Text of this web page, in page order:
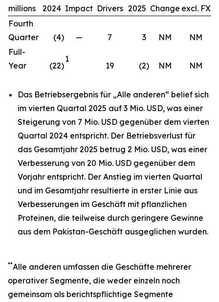
millions
2024 Impact Drivers 2025 Change excl. FX
Fourth
Quarter
(4) — 7 3 NM
NM
Full-
Year
(22)
1
19 (2) NM NM
Das Betriebsergebnis für „Alle anderen“ belief sich
im vierten Quartal 2025 auf 3 Mio. USD, was einer
Steigerung von 7 Mio. USD gegenüber dem vierten
Quartal 2024 entspricht. Der Betriebsverlust für
das Gesamtjahr 2025 betrug 2 Mio. USD, was einer
Verbesserung von 20 Mio. USD gegenüber dem
Vorjahr entspricht. Der Anstieg im vierten Quartal
und im Gesamtjahr resultierte in erster Linie aus
Verbesserungen im Geschäft mit pflanzlichen
Proteinen, die teilweise durch geringere Gewinne
aus dem Pakistan-Geschäft ausgeglichen wurden.
**Alle anderen umfassen die Geschäfte mehrerer
operativer Segmente, die weder einzeln noch
gemeinsam als berichtspflichtige Segmente